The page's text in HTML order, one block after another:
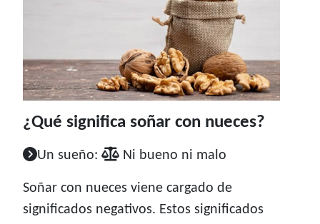
¿Qué significa soñar con nueces?
Un sueño: Ni bueno ni malo
Soñar con nueces viene cargado de
significados negativos. Estos significados